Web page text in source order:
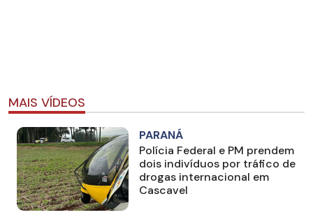
MAIS VÍDEOS
PARANÁ
Polícia Federal e PM prendem
dois indivíduos por tráfico de
drogas internacional em
Cascavel